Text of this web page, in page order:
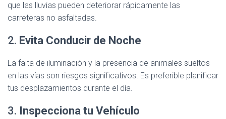
que las lluvias pueden deteriorar rápidamente las
carreteras no asfaltadas.
2. Evita Conducir de Noche
La falta de iluminación y la presencia de animales sueltos
en las vías son riesgos significativos. Es preferible planificar
tus desplazamientos durante el día.
3. Inspecciona tu Vehículo